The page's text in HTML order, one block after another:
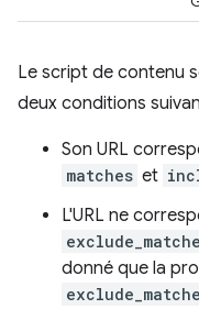
Le script de contenu
deux conditions
Son URL
matches et
L'URL ne
donné que la